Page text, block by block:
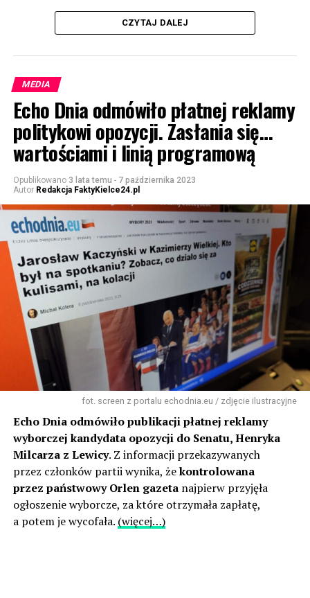
CZYTAJ DALEJ
MEDIA
Echo Dnia odmówiło płatnej reklamy
politykowi opozycji. Zasłania się…
wartościami i linią programową
Opublikowano 3 lata temu - 7 października 2023
Autor Redakcja FaktyKielce24.pl
fot. screen z portalu echodnia.eu / zdjęcie ilustracyjne
Echo Dnia odmówiło publikacji płatnej reklamy
wyborczej kandydata opozycji do Senatu, Henryka
Milcarza z Lewicy. Z informacji przekazywanych
przez członków partii wynika, żekontrolowana
przez państwowy Orlen gazetanajpierw przyjęła
ogłoszenie wyborcze, za które otrzymała zapłatę,
a potem je wycofała. (więcej…)